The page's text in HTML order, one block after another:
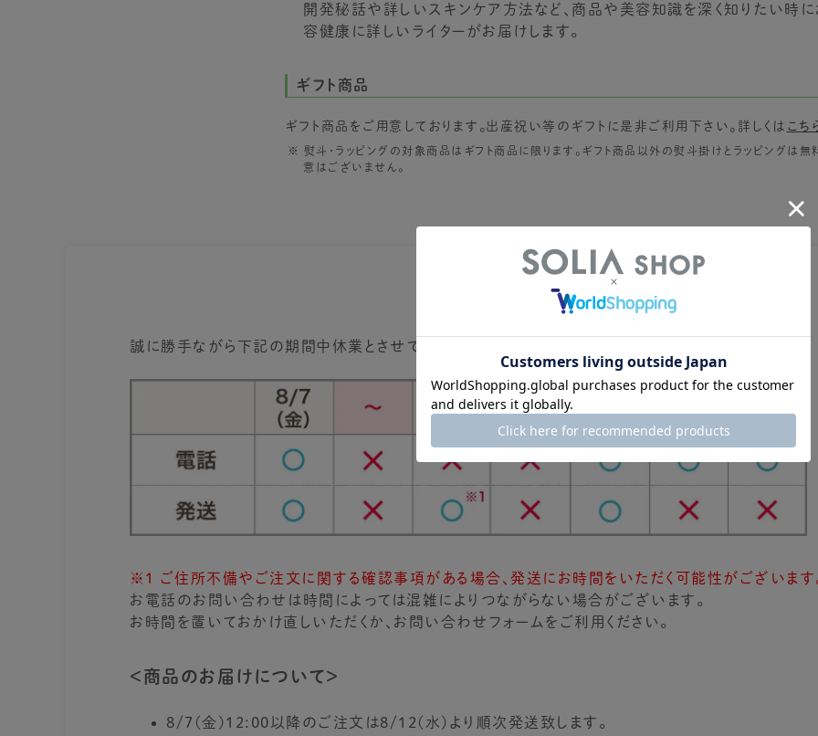
開発秘話や詳しいスキンケア方法など、商品や美容知識を深く知りたい時
容健康に詳しいライターがお届けします。
ギフト商品
ギフト商品をご用意しております。出産祝い等のギフトに是非ご利用下さい。詳しくは こち
熨斗・ラッピングの対象商品はギフト商品に限ります。ギフト商品以外の熨斗掛けとラッピングは無
意はございません。
【休業のお知らせ】
誠に勝手ながら下記の期間中休業とさせていただきます。
※1 ご住所不備やご注文に関する確認事項がある場合、発送にお時間をいただく可能性がございます
お電話のお問い合わせは時間によっては混雑によりつながらない場合がございます。
お時間を置いておかけ直しいただくか、お問い合わせフォームをご利用ください。
＜商品のお届けについて＞
8/7(金)12:00以降のご注文は8/12(水)より順次発送致します。